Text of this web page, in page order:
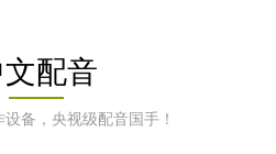
配音
备，央视级配音国手！